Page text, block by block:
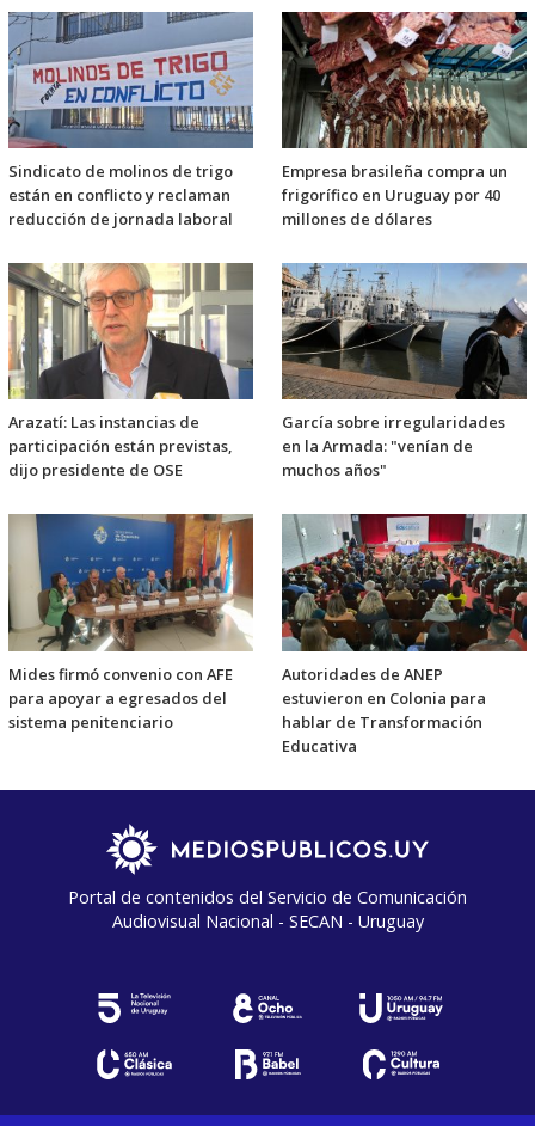
Sindicato de molinos de trigo
están en conflicto y reclaman
reducción de jornada laboral
Empresa brasileña compra un
frigorífico en Uruguay por 40
millones de dólares
Arazatí: Las instancias de
participación están previstas,
dijo presidente de OSE
García sobre irregularidades
en la Armada: "venían de
muchos años"
Mides firmó convenio con AFE
para apoyar a egresados del
sistema penitenciario
Autoridades de ANEP
estuvieron en Colonia para
hablar de Transformación
Educativa
Portal de contenidos del Servicio de Comunicación
Audiovisual Nacional - SECAN - Uruguay